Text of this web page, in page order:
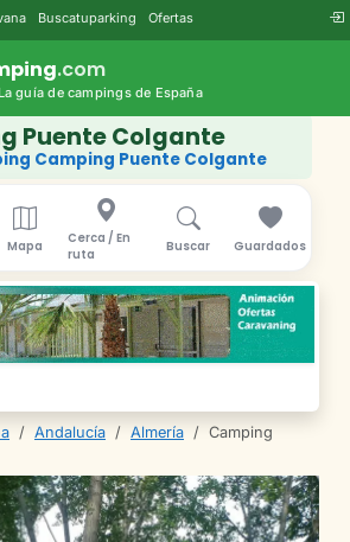
Buscatuparking Ofertas
.com
guía de campings de España
Puente Colgante
Camping Puente Colgante
Mapa
Cerca / En
ruta
Buscar Guardados
/ Andalucía / Almería / Camping